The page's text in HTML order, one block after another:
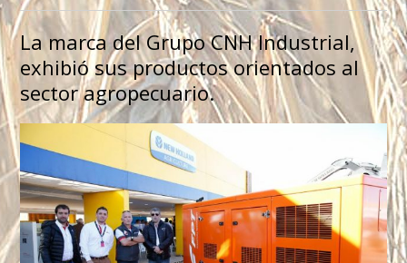
La marca del Grupo CNH Industrial,
exhibió sus productos orientados al
sector agropecuario.